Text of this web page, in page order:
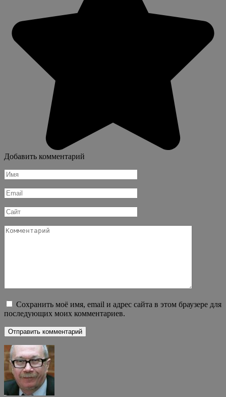
Добавить комментарий
Имя
*
Email
*
Сайт
Комментарий
Сохранить моё имя, email и адрес сайта в этом браузере для
последующих моих комментариев.